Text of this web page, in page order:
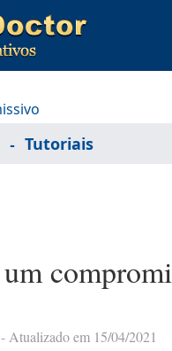
- Tutoriais
- Atualizado em 15/04/2021